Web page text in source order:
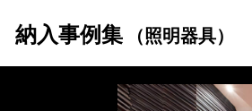
納入事例集 （照明器具）